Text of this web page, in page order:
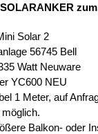
Solar 2
56745 Bell
Watt Neuware
YC600 NEU
1 Meter, auf
Balkon- oder